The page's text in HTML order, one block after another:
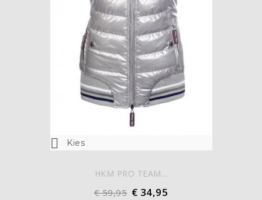
 Kies
HKM PRO TEAM...
€ 59,95 € 34,95